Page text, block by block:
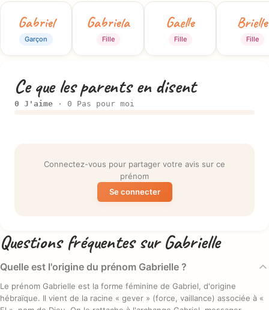
Gabriel
Garçon
Gabriela
Fille
Gaelle
Fille
Brielle
Fille
Ce que les parents en disent
0 J'aime · 0 Pas pour moi
Connectez-vous pour partager votre avis sur ce
prénom
Se connecter
Questions fréquentes sur Gabrielle
Quelle est l'origine du prénom Gabrielle ?
Le prénom Gabrielle est la forme féminine de Gabriel, d'origine
hébraïque. Il vient de la racine « gever » (force, vaillance) associée à «